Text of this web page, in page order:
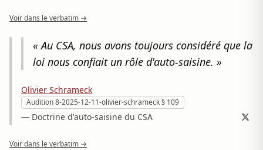
Voir dans le verbatim →
« Au CSA, nous avons toujours considéré que la
loi nous confiait un rôle d'auto-saisine. »
Olivier Schrameck
Audition 8-2025-12-11-olivier-schrameck § 109
— Doctrine d'auto-saisine du CSA
Voir dans le verbatim →